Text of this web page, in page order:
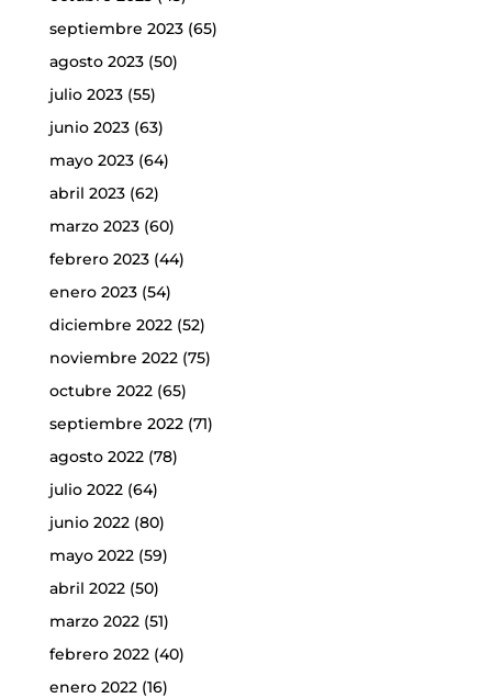
septiembre 2023(65)
agosto 2023(50)
julio 2023(55)
junio 2023(63)
mayo 2023(64)
abril 2023(62)
marzo 2023(60)
febrero 2023(44)
enero 2023(54)
diciembre 2022(52)
noviembre 2022(75)
octubre 2022(65)
septiembre 2022(71)
agosto 2022(78)
julio 2022(64)
junio 2022(80)
mayo 2022(59)
abril 2022(50)
marzo 2022(51)
febrero 2022(40)
enero 2022(16)